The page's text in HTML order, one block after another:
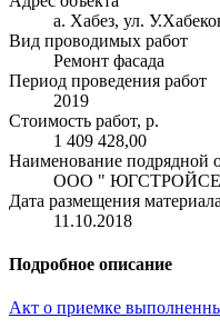
а. Хабез, ул.
Вид проводимых работ
Ремонт фасада
Период проведения работ
2019
Стоимость работ, р.
1 409 428,00
Наименование подрядной
ООО "
Дата размещения материала
11.10.2018
Подробное описание
Акт о приемке